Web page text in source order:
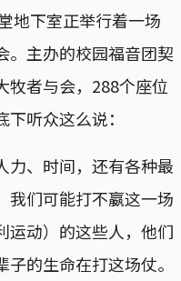
地下室正举行着一场
主办的校园福音团契
牧者与会，288个座位
听众这么说：
力、时间，还有各种最
我们可能打不嬴这一场
动）的这些人，他们
的生命在打这场仗。